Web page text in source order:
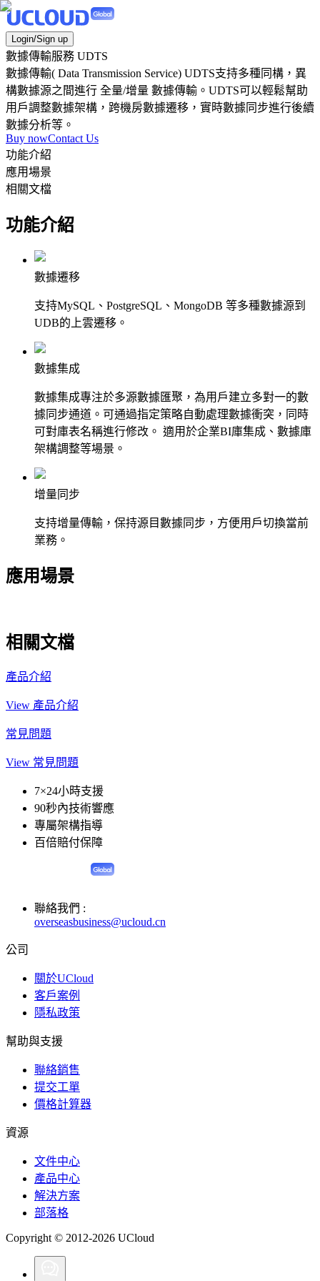
Login/Sign up
數據傳輸服務 UDTS
數據傳輸( Data Transmission Service) UDTS支持多種同構，異
構數據源之間進行 全量/增量 數據傳輸。UDTS可以輕鬆幫助
用戶調整數據架構，跨機房數據遷移，實時數據同步進行後續
數據分析等。
Buy nowContact Us
功能介紹
應用場景
相關文檔
功能介紹
數據遷移
支持MySQL、PostgreSQL、MongoDB 等多種數據源到
UDB的上雲遷移。
數據集成
數據集成專注於多源數據匯聚，為用戶建立多對一的數
據同步通道。可通過指定策略自動處理數據衝突，同時
可對庫表名稱進行修改。 適用於企業BI庫集成、數據庫
架構調整等場景。
增量同步
支持增量傳輸，保持源目數據同步，方便用戶切換當前
業務。
應用場景
相關文檔
產品介紹
View 產品介紹
常見問題
View 常見問題
7×24小時支援
90秒內技術響應
專屬架構指導
百倍賠付保障
聯絡我們 :
overseasbusiness@ucloud.cn
公司
關於UCloud
客戶案例
隱私政策
幫助與支援
聯絡銷售
提交工單
價格計算器
資源
文件中心
產品中心
解決方案
部落格
Copyright © 2012-2026 UCloud